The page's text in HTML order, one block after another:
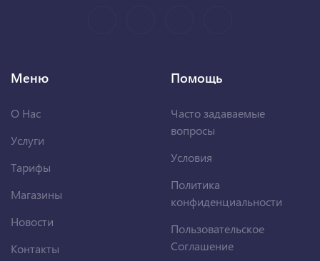
Меню
О Нас
Услуги
Тарифы
Магазины
Новости
Контакты
Помощь
Часто задаваемые
вопросы
Условия
Политика
конфиденциальности
Пользовательское
Соглашение